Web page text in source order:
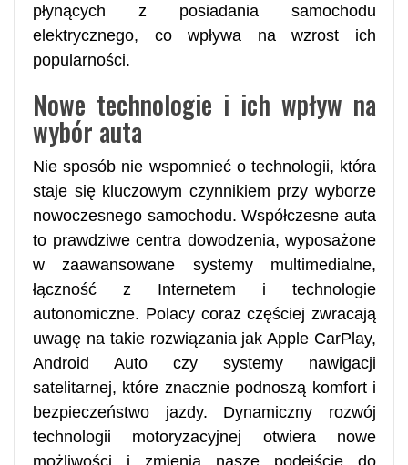
płynących z posiadania samochodu
elektrycznego, co wpływa na wzrost ich
popularności.
Nowe technologie i ich wpływ na
wybór auta
Nie sposób nie wspomnieć o technologii, która
staje się kluczowym czynnikiem przy wyborze
nowoczesnego samochodu. Współczesne auta
to prawdziwe centra dowodzenia, wyposażone
w zaawansowane systemy multimedialne,
łączność z Internetem i technologie
autonomiczne. Polacy coraz częściej zwracają
uwagę na takie rozwiązania jak Apple CarPlay,
Android Auto czy systemy nawigacji
satelitarnej, które znacznie podnoszą komfort i
bezpieczeństwo jazdy. Dynamiczny rozwój
technologii motoryzacyjnej otwiera nowe
możliwości i zmienia nasze podejście do